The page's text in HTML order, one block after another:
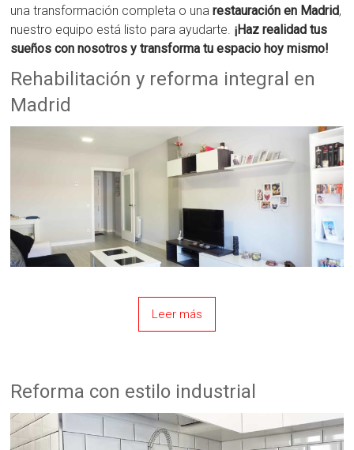
una transformación completa o unarestauración en Madrid,
nuestro equipo está listo para ayudarte. ¡Haz realidad tus
sueños con nosotros y transforma tu espacio hoy mismo!
Rehabilitación y reforma integral en
Madrid
Leer más
Reforma con estilo industrial